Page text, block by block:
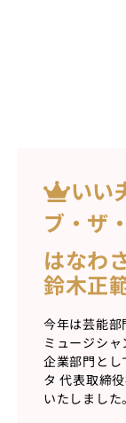
いい
ブ・ザ
はなわ
鈴木正
今年は芸能部
ミュージシャ
企業部門とし
タ 代表取締
いたしました。